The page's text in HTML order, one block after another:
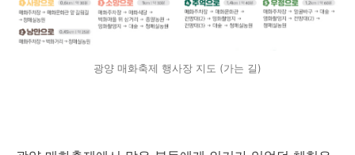
광양 매화축제 행사장 지도 (가는 길)